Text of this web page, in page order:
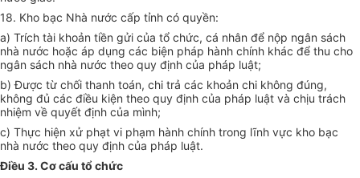
18. Kho bạc Nhà nước cấp tỉnh có quyền:
a) Trích tài khoản tiền gửi của tổ chức, cá nhân để nộp ngân sách
nhà nước hoặc áp dụng các biện pháp hành chính khác để thu cho
ngân sách nhà nước theo quy định của pháp luật;
b) Được từ chối thanh toán, chi trả các khoản chi không đúng,
không đủ các điều kiện theo quy định của pháp luật và chịu trách
nhiệm về quyết định của mình;
c) Thực hiện xử phạt vi phạm hành chính trong lĩnh vực kho bạc
nhà nước theo quy định của pháp luật.
Điều 3. Cơ cấu tổ chức